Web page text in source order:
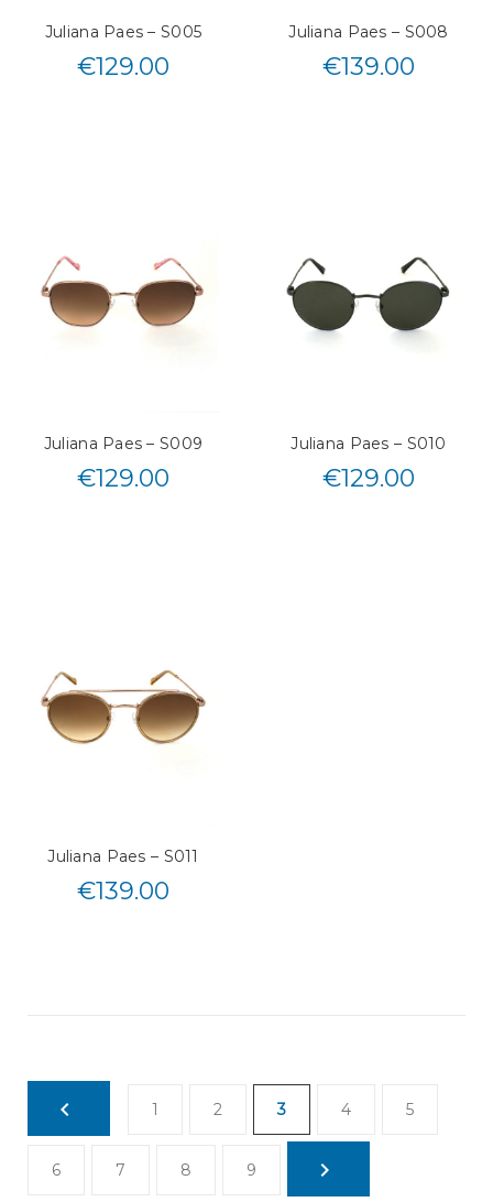
Juliana Paes – S005
€129.00
Juliana Paes – S008
€139.00
Juliana Paes – S009
€129.00
Juliana Paes – S010
€129.00
Juliana Paes – S011
€139.00
1 2 3 4 5
6 7 8 9